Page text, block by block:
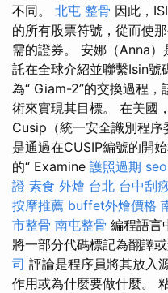
不同。 北屯 整骨 因此，
的所有股票符號，從而使
需的證券。 安娜（Anna
託在全球介紹並聯繫Isin號
為“ Giam-2”的交換過程
術來實現其目標。 在美國
Cusip（統一安全識別程
是通過在CUSIP編號的開
的“ Examine 護照過期
證 素食 外燴 台北 台中刮
按摩推薦 buffet外燴價格
市整骨 南屯整骨 編程語言
將一部分代碼標記為翻譯
司 評論是程序員將其放入
作用或為什麼要做什麼。